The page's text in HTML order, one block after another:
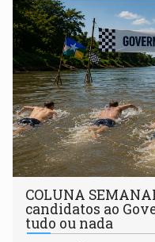
COLUNA
candidatos ao
tudo ou nada